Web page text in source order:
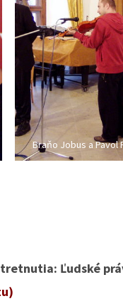
Braňo Jobus a Pavol
Ľudské